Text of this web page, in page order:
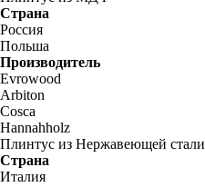
Страна
Россия
Польша
Производитель
Evrowood
Arbiton
Cosca
Hannahholz
Плинтус из Нержавеющей стали
Страна
Италия